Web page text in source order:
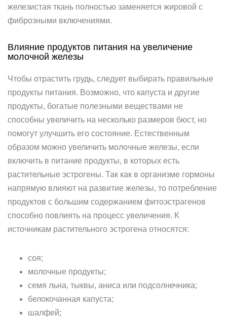
железистая ткань полностью заменяется жировой с
фиброзными включениями.
Влияние продуктов питания на увеличение
молочной железы
Чтобы отрастить грудь, следует выбирать правильные
продукты питания. Возможно, что капуста и другие
продукты, богатые полезными веществами не
способны увеличить на несколько размеров бюст, но
помогут улучшить его состояние. Естественным
образом можно увеличить молочные железы, если
включить в питание продукты, в которых есть
растительные эстрогены. Так как в организме гормоны
напрямую влияют на развитие железы, то потребление
продуктов с большим содержанием фитоэстрагенов
способно повлиять на процесс увеличения. К
источникам растительного эстрогена относятся:
соя;
молочные продукты;
семя льна, тыквы, аниса или подсолнечника;
белокочанная капуста;
шалфей;